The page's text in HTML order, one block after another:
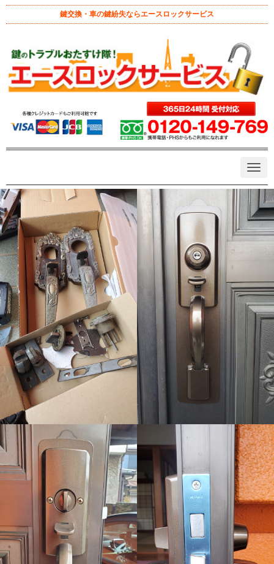
鍵交換・車の鍵紛失ならエースロックサービス
N
v
a
t
i
GIKENの装飾錠からMIWAのディン
プルキーの装飾錠へ
July 2, 2026 8:09 pm|カギ不具合、 ディンプルキー、八王子市、 多
摩市、日野市、錠ケース交換 、鍵交換、鍵修理|admin| 0
GIKEN MIWA PRキー サムラッチ錠 スペアキー作れます